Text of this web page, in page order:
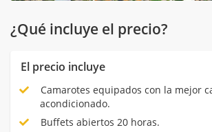
¿Qué incluye el precio?
El precio incluye
Camarotes equipados con la mejor
acondicionado.
Buffets abiertos 20 horas.